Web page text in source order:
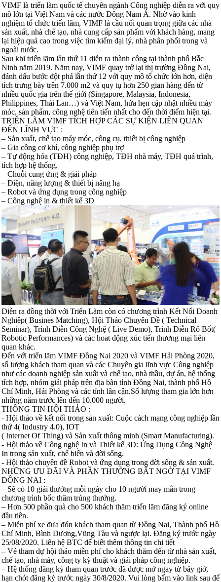
VIMF là triển lãm quốc tế chuyên ngành Công nghiệp diễn ra với quy
mô lớn tại Việt Nam và các nước Đông Nam Á. Nhờ vào kinh
nghiệm tổ chức triển lãm, VIMF là cầu nối quan trọng giữa các nhà
sản xuất, nhà chế tạo, nhà cung cấp sản phẩm với khách hàng, mang
lại hiệu quả cao trong việc tìm kiếm đại lý, nhà phân phối trong và
ngoài nước.
Sau khi triển lãm lần thứ 11 diễn ra thành công tại thành phố Bắc
Ninh năm 2019. Năm nay, VIMF quay trở lại thị trường Đồng Nai,
đánh dấu bước đột phá lần thứ 12 với quy mô tổ chức lớn hơn, diện
tích trưng bày trên 7.000 m2 và quy tụ hơn 250 gian hàng đến từ
nhiều quốc gia trên thế giới (Singapore, Malaysia, Indonesia,
Philippines, Thái Lan…) và Việt Nam, hứa hẹn cập nhật nhiều máy
móc, sản phẩm, công nghệ tiên tiến nhất cho đến thời điểm hiện tại.
TRIỂN LÃM VIMF TÍCH HỢP CÁC SỰ KIỆN LIÊN QUAN
ĐẾN LĨNH VỰC :
– Sản xuất, chế tạo máy móc, công cụ, thiết bị công nghiệp
– Gia công cơ khí, công nghiệp phụ trợ
– Tự động hóa (TĐH) công nghiệp, TĐH nhà máy, TĐH quá trình,
tích hợp hệ thống.
– Chuỗi cung ứng & giải pháp
– Điện, năng lượng & thiết bị nâng hạ
– Robot và ứng dụng trong công nghiệp
– Công nghệ in & thiết kế 3D
Diễn ra đồng thời với Triển Lãm còn có chương trình Kết Nối Doanh
Nghiêp( Busines Matching), Hội Thảo Chuyên Đề ( Technical
Seminar), Trình Diễn Công Nghệ ( Live Demo), Trình Diễn Rô Bốt(
Robotic Performances) và các hoat động xúc tiến thương mại liên
quan khác.
Đến với triển lãm VIMF Đồng Nai 2020 và VIMF Hải Phòng 2020,
số lượng khách tham quan và các Chuyên gia lĩnh vực Công nghiệp
như các doanh nghiệp sản xuất và chế tạo, nhà thầu, dự án, hệ thống
tích hợp, nhóm giải pháp trên địa bàn tỉnh Đồng Nai, thành phố Hồ
Chí Minh, Hải Phòng và các tỉnh lân cận.Số lượng tham gia lớn hơn
những năm trước lên đến 10.000 người.
THÔNG TIN HỘI THẢO :
- Hội thảo về kết nối trong sản xuất: Cuộc cách mạng công nghiệp lần
thứ 4( Industry 4.0), IOT
( Internet Of Thing) và Sản xuất thông minh (Smart Manufacturing).
- Hội thảo về Công nghệ In và Thiết kế 3D: Ứng Dụng Công Nghệ
In trong sản xuất, chế biến và đời sống.
- Hội thảo chuyên đề Robot và ứng dụng trong đời sống & sản xuất.
NHỮNG ƯU ĐÃI VÀ PHẦN THƯỞNG BẤT NGỜ TẠI VIMF
ĐỒNG NAI :
– Sẽ có 10 giải thưởng mỗi ngày cho 10 người may mắn trong
chương trình bốc thăm trúng thưởng.
– Hơn 500 phần quà cho 500 khách thăm triển lãm đăng ký online
đầu tiên.
– Miễn phí xe đưa đón khách tham quan từ Đồng Nai, Thành phố Hồ
Chí Minh, Bình Dương,Vũng Tàu và ngược lại. Đăng ký trước ngày
25/08/2020. Liên hệ BTC để biết thêm thông tin chi tiết
– Vé tham dự hội thảo miễn phí cho khách thăm đến từ nhà sản xuất,
chế tạo, nhà máy, công ty kỹ thuật và giải pháp công nghiệp.
– Hệ thống đăng ký tham quan trước đã được mở ngay từ bây giờ,
hạn chót đăng ký trước ngày 30/8/2020. Vui lòng bấm vào link sau để